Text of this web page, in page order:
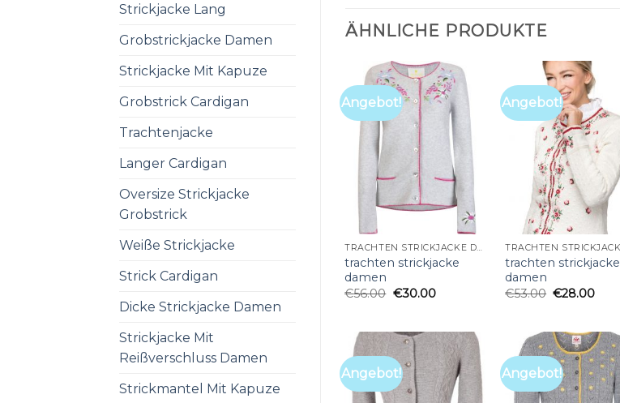
Strickjacke Lang
Grobstrickjacke Damen
Strickjacke Mit Kapuze
Grobstrick Cardigan
Trachtenjacke
Langer Cardigan
Oversize Strickjacke
Grobstrick
Weiße Strickjacke
Strick Cardigan
Dicke Strickjacke Damen
Strickjacke Mit
Reißverschluss Damen
Strickmantel Mit Kapuze
ÄHNLICHE PRODUKTE
Angebot!
TRACHTEN STRICKJACKE DAMEN
trachten strickjacke
damen
€56.00 €30.00
Angebot!
trachten strickjacke
damen
€53.00 €28.00
Angebot! Angebot!